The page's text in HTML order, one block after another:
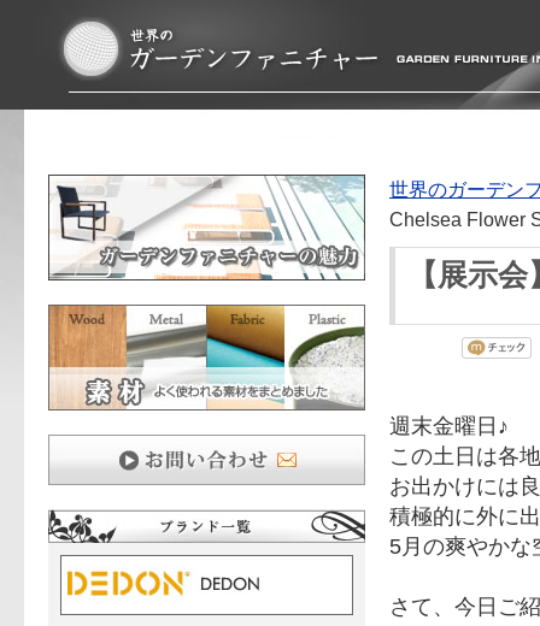
世界のガーデン
Chelsea Flower
【展示
週末金曜日♪
この土日は各
お出かけには
積極的に外に
5月の爽やかな
さて、今日ご